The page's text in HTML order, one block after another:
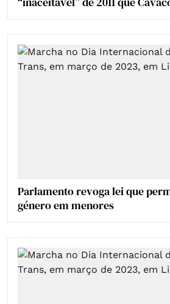
Parlamento revoga lei que
género em menores